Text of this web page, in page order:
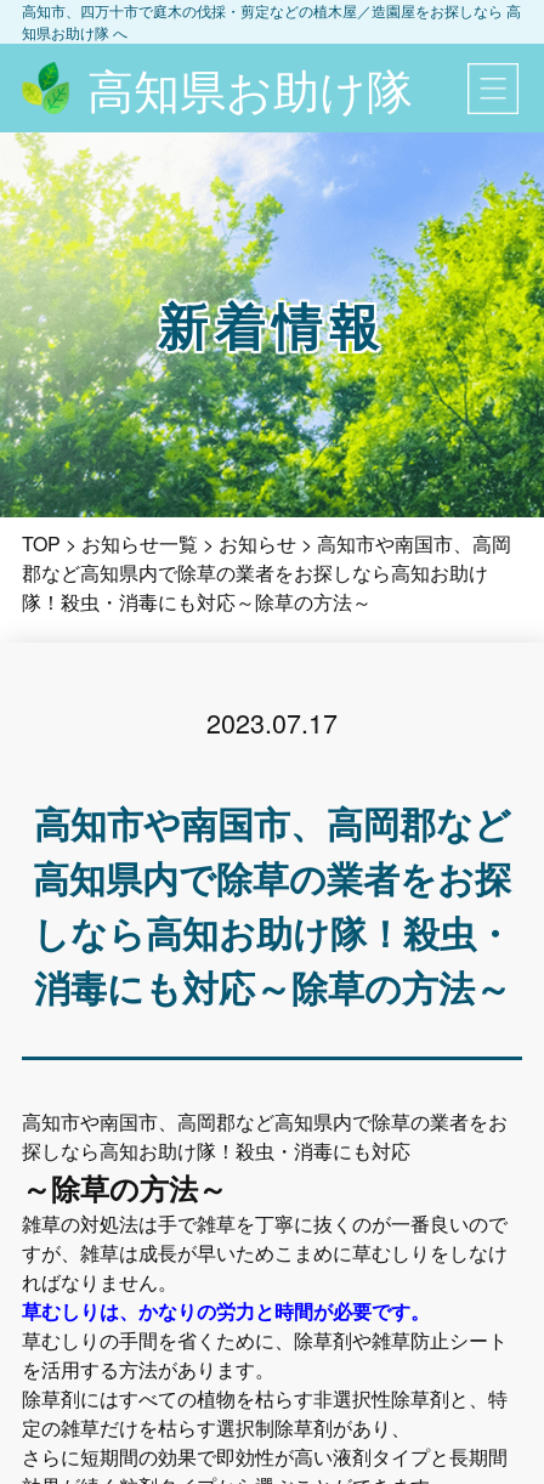
高知市、四万十市で庭木の伐採・剪定などの植木屋／造園屋をお探しなら 高
知県お助け隊へ
高知県お助け隊
新着情報
TOP > お知らせ一覧 > お知らせ> 高知市や南国市、高岡
郡など高知県内で除草の業者をお探しなら高知お助け
隊！殺虫・消毒にも対応～除草の方法～
2023.07.17
高知市や南国市、高岡郡など
高知県内で除草の業者をお探
しなら高知お助け隊！殺虫・
消毒にも対応～除草の方法～
高知市や南国市、高岡郡など高知県内で除草の業者をお
探しなら高知お助け隊！殺虫・消毒にも対応
～除草の方法～
雑草の対処法は手で雑草を丁寧に抜くのが一番良いので
すが、雑草は成長が早いためこまめに草むしりをしなけ
ればなりません。
草むしりは、かなりの労力と時間が必要です。
草むしりの手間を省くために、除草剤や雑草防止シート
を活用する方法があります。
除草剤にはすべての植物を枯らす非選択性除草剤と、特
定の雑草だけを枯らす選択制除草剤があり、
さらに短期間の効果で即効性が高い液剤タイプと長期間